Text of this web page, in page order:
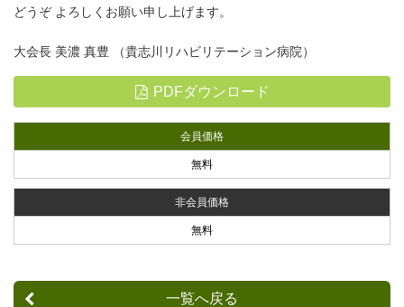
どうぞ よろしくお願い申し上げます。
大会長 美濃 真豊 （貴志川リハビリテーション病院）
PDFダウンロード
会員価格
無料
非会員価格
無料
一覧へ戻る